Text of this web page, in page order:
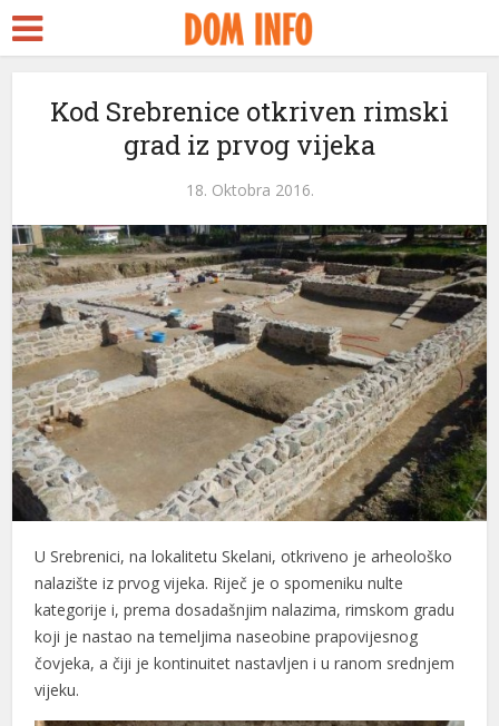
Kod Srebrenice otkriven rimski
grad iz prvog vijeka
18. Oktobra 2016.
U Srebrenici, na lokalitetu Skelani, otkriveno je arheološko
nalazište iz prvog vijeka. Riječ je o spomeniku nulte
kategorije i, prema dosadašnjim nalazima, rimskom gradu
koji je nastao na temeljima naseobine prapovijesnog
čovjeka, a čiji je kontinuitet nastavljen i u ranom srednjem
vijeku.